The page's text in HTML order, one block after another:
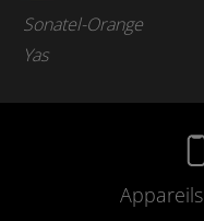
Sonatel-Orange
Yas
Appareils